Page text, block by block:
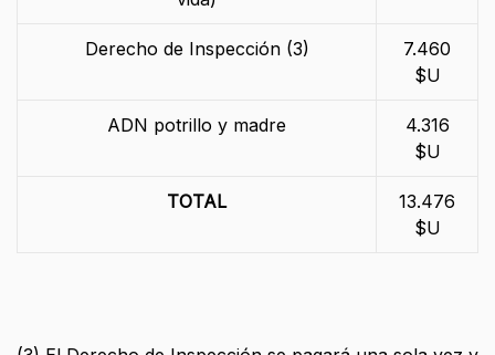
Derecho de Inspección (3)
7.460
$U
ADN potrillo y madre
4.316
$U
TOTAL
13.476
$U